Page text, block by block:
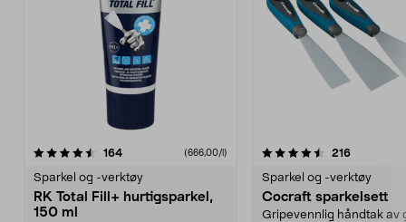
164anmeldelser(666,00/l)
Sparkel og -verktøy
RK Total Fill+ hurtigsparkel,
150 ml
4.5 av 5 stjerner 216
Sparkel og -verktøy
Cocraft sparkelsett
Gripevennlig håndtak av
4.5 av 5 stjerner